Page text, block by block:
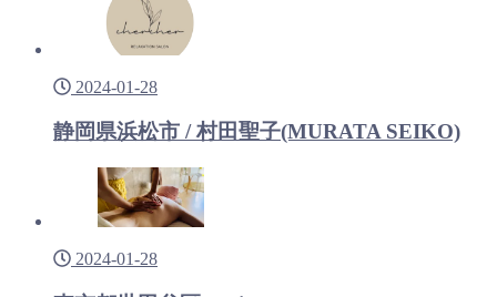
2024-01-28
静岡県浜松市 / 村田聖子(MURATA SEIKO)
2024-01-28